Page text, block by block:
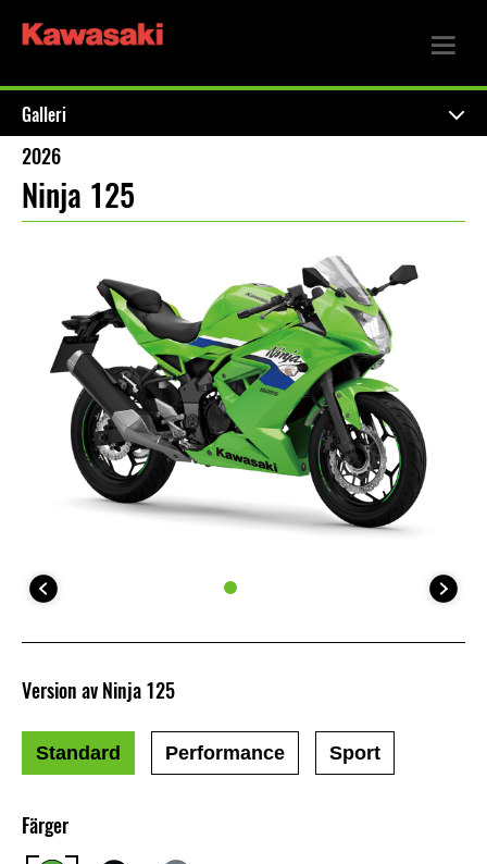
Galleri
2026
Ninja 125
Färger
Version av Ninja 125
Standard Performance Sport